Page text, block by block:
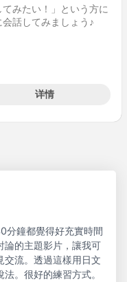
てみたい！」という方に
話してみましょう♪
详情
分鐘都覺得好充實時間
論的主題影片，讓我可
交流。透過這樣用日文
。很好的練習方式。